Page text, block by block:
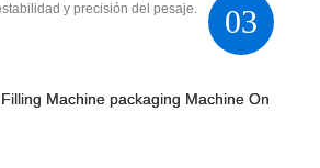
03
y precisión del pesaje.